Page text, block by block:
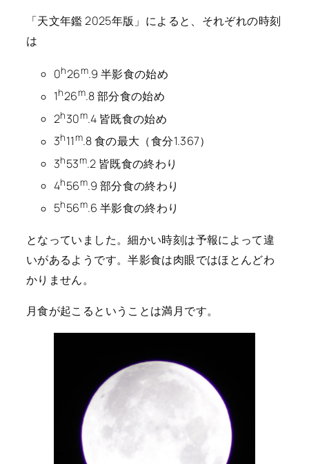
「天文年鑑 2025年版」によると、それぞれの時刻
は
0h26m.9 半影食の始め
1h26m.8 部分食の始め
2h30m.4 皆既食の始め
3h11m.8 食の最大（食分1.367）
3h53m.2 皆既食の終わり
4h56m.9 部分食の終わり
5h56m.6 半影食の終わり
となっていました。細かい時刻は予報によって違
いがあるようです。半影食は肉眼ではほとんどわ
かりません。
月食が起こるということは満月です。